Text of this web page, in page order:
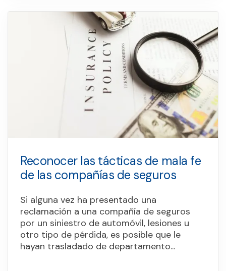
Reconocer las tácticas de mala fe
de las compañías de seguros
Si alguna vez ha presentado una
reclamación a una compañía de seguros
por un siniestro de automóvil, lesiones u
otro tipo de pérdida, es posible que le
hayan trasladado de departamento...